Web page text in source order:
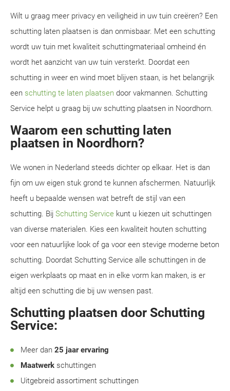
Wilt u graag meer privacy en veiligheid in uw tuin creëren? Een
schutting laten plaatsen is dan onmisbaar. Met een schutting
wordt uw tuin met kwaliteit schuttingmateriaal omheind én
wordt het aanzicht van uw tuin versterkt. Doordat een
schutting in weer en wind moet blijven staan, is het belangrijk
een schutting te laten plaatsen door vakmannen. Schutting
Service helpt u graag bij uw schutting plaatsen in Noordhorn.
Waarom een schutting laten
plaatsen in Noordhorn?
We wonen in Nederland steeds dichter op elkaar. Het is dan
fijn om uw eigen stuk grond te kunnen afschermen. Natuurlijk
heeft u bepaalde wensen wat betreft de stijl van een
schutting. Bij Schutting Service kunt u kiezen uit schuttingen
van diverse materialen. Kies een kwaliteit houten schutting
voor een natuurlijke look of ga voor een stevige moderne beton
schutting. Doordat Schutting Service alle schuttingen in de
eigen werkplaats op maat en in elke vorm kan maken, is er
altijd een schutting die bij uw wensen past.
Schutting plaatsen door Schutting
Service:
Meer dan 25 jaar ervaring
Maatwerk schuttingen
Uitgebreid assortiment schuttingen